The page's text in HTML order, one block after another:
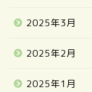
2025年3月
2025年2月
2025年1月